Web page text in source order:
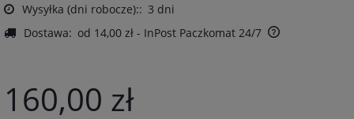
Wysyłka (dni robocze):: 3 dni
Dostawa: od 14,00 zł - InPost Paczkomat 24/7
160,00 zł